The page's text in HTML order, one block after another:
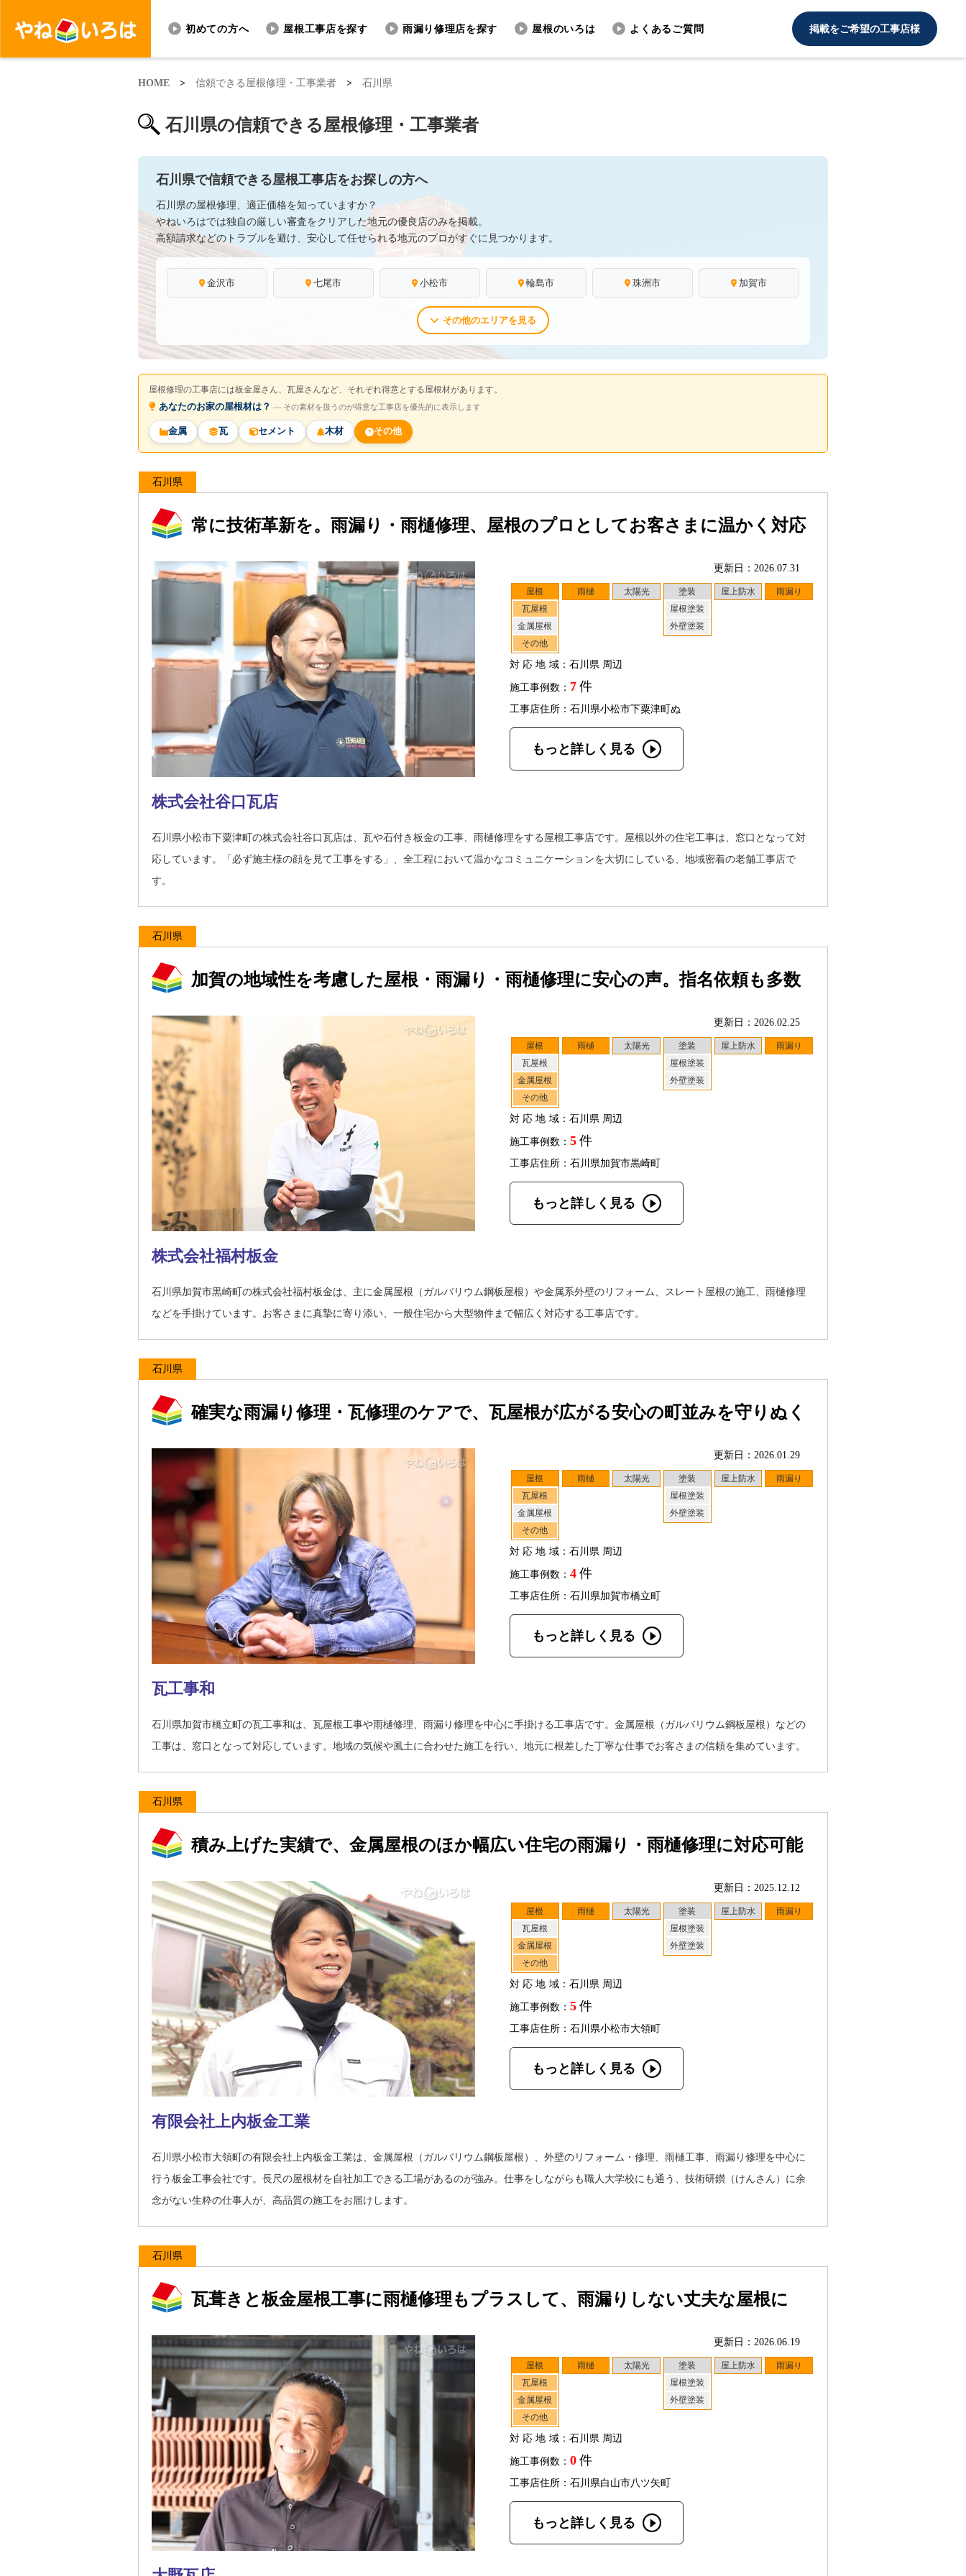
初めての方へ 屋根工事店を探す 雨漏り修理店を探す 屋根のいろは よくあるご質問 掲載をご希望の工事店様
HOME > 信頼できる屋根修理・工事業者 > 石川県
石川県の信頼できる屋根修理・工事業者
石川県で信頼できる屋根工事店をお探しの方へ
石川県の屋根修理、適正価格を知っていますか？
やねいろはでは独自の厳しい審査をクリアした地元の優良店のみを掲載。
高額請求などのトラブルを避け、安心して任せられる地元のプロがすぐに見つかります。
金沢市 七尾市 小松市 輪島市 珠洲市 加賀市
その他のエリアを見る
屋根修理の工事店には板金屋さん、瓦屋さんなど、それぞれ得意とする屋根材があります。
あなたのお家の屋根材は？ ― その素材を扱うのが得意な工事店を優先的に表示します
金属 瓦 セメント 木材 その他
石川県
常に技術革新を。雨漏り・雨樋修理、屋根のプロとしてお客さまに温かく対応
更新日：2026.07.31
屋根
瓦屋根
金属屋根
その他
雨樋 太陽光
塗装
屋根塗装
外壁塗装
屋上防水 雨漏り
対応地域：石川県 周辺
施工事例数： 7 件
工事店住所：石川県小松市下粟津町ぬ
もっと詳しく見る
株式会社谷口瓦店
石川県小松市下粟津町の株式会社谷口瓦店は、瓦や石付き板金の工事、雨樋修理をする屋根工事店です。屋根以外の住宅工事は、窓口となって対
応しています。「必ず施主様の顔を見て工事をする」、全工程において温かなコミュニケーションを大切にしている、地域密着の老舗工事店で
す。
石川県
加賀の地域性を考慮した屋根・雨漏り・雨樋修理に安心の声。指名依頼も多数
更新日：2026.02.25
屋根
瓦屋根
金属屋根
その他
雨樋 太陽光
塗装
屋根塗装
外壁塗装
屋上防水 雨漏り
対応地域：石川県 周辺
施工事例数： 5 件
工事店住所：石川県加賀市黒崎町
もっと詳しく見る
株式会社福村板金
石川県加賀市黒崎町の株式会社福村板金は、主に金属屋根（ガルバリウム鋼板屋根）や金属系外壁のリフォーム、スレート屋根の施工、雨樋修理
などを手掛けています。お客さまに真摯に寄り添い、一般住宅から大型物件まで幅広く対応する工事店です。
石川県
確実な雨漏り修理・瓦修理のケアで、瓦屋根が広がる安心の町並みを守りぬく
更新日：2026.01.29
屋根
瓦屋根
金属屋根
その他
雨樋 太陽光
塗装
屋根塗装
外壁塗装
屋上防水 雨漏り
対応地域：石川県 周辺
施工事例数： 4 件
工事店住所：石川県加賀市橋立町
もっと詳しく見る
瓦工事和
石川県加賀市橋立町の瓦工事和は、瓦屋根工事や雨樋修理、雨漏り修理を中心に手掛ける工事店です。金属屋根（ガルバリウム鋼板屋根）などの
工事は、窓口となって対応しています。地域の気候や風土に合わせた施工を行い、地元に根差した丁寧な仕事でお客さまの信頼を集めています。
石川県
積み上げた実績で、金属屋根のほか幅広い住宅の雨漏り・雨樋修理に対応可能
更新日：2025.12.12
屋根
瓦屋根
金属屋根
その他
雨樋 太陽光
塗装
屋根塗装
外壁塗装
屋上防水 雨漏り
対応地域：石川県 周辺
施工事例数： 5 件
工事店住所：石川県小松市大領町
もっと詳しく見る
有限会社上内板金工業
石川県小松市大領町の有限会社上内板金工業は、金属屋根（ガルバリウム鋼板屋根）、外壁のリフォーム・修理、雨樋工事、雨漏り修理を中心に
行う板金工事会社です。長尺の屋根材を自社加工できる工場があるのが強み。仕事をしながらも職人大学校にも通う、技術研鑚（けんさん）に余
念がない生粋の仕事人が、高品質の施工をお届けします。
石川県
瓦葺きと板金屋根工事に雨樋修理もプラスして、雨漏りしない丈夫な屋根に
更新日：2026.06.19
屋根
瓦屋根
金属屋根
その他
雨樋 太陽光
塗装
屋根塗装
外壁塗装
屋上防水 雨漏り
対応地域：石川県 周辺
施工事例数： 0 件
工事店住所：石川県白山市八ツ矢町
もっと詳しく見る